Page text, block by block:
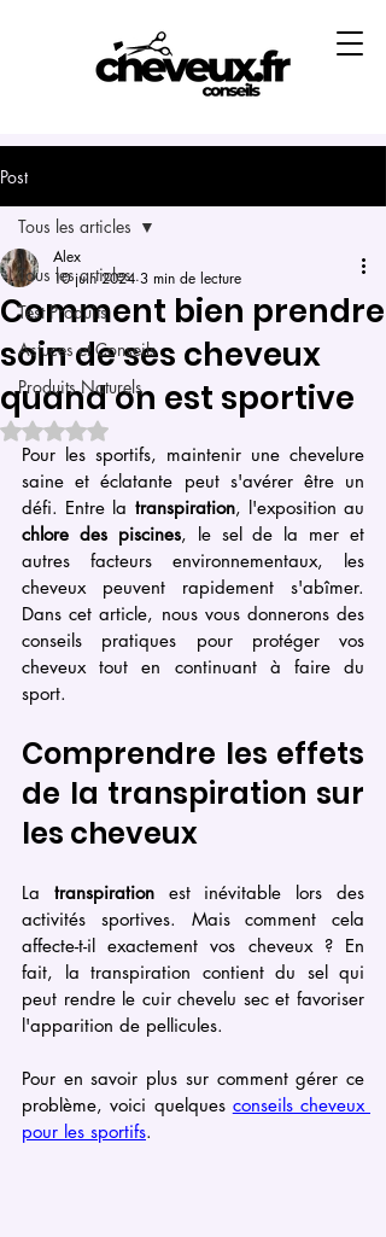
Post
Tous les articles
Test Produits
Astuces et Conseils
Produits Naturels
Tous les articles
Comment bien prendre
soin de ses cheveux
quand on est sportive
Alex
10 juin 2024 3 min de lecture
Noté NaN étoiles sur 5.
Pour les sportifs, maintenir une chevelure
saine et éclatante peut s'avérer être un
défi. Entre la transpiration
chlore des piscines, le sel de la mer et
autres facteurs environnementaux, les
cheveux peuvent rapidement s'abîmer.
Dans cet article, nous vous donnerons des
conseils pratiques pour protéger vos
cheveux tout en continuant à faire du
sport.
Comprendre les effets
de la transpiration sur
les cheveux
La transpiration est inévitable lors des
activités sportives. Mais comment cela
affecte-t-il exactement vos cheveux ? En
fait, la transpiration contient du sel qui
peut rendre le cuir chevelu sec et favoriser
l'apparition de pellicules.
Pour en savoir plus sur comment gérer ce
problème, voici quelques conseils cheveux
pour les sportifs.